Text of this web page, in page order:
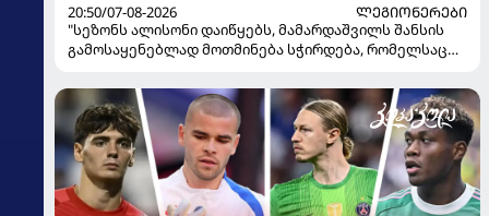
20:50/07-08-2026
ᲚᲔᲒᲘᲝᲜᲔᲠᲔᲑᲘ
"სეზონს ალისონი დაიწყებს, მამარდაშვილს შანსის
გამოსაყენებლად მოთმინება სჭირდება, რომელსაც
ყოფილმა მეკარემ